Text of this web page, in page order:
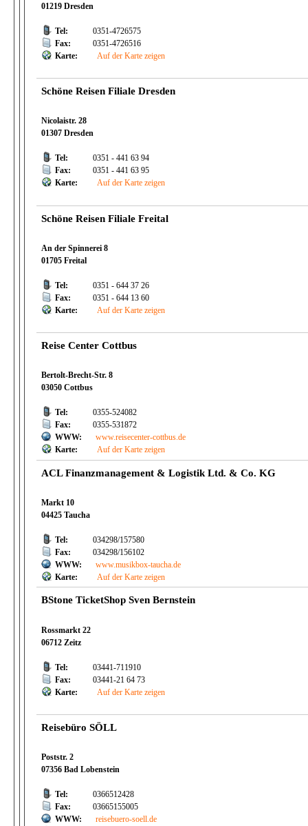
01219 Dresden
Tel:
0351-4726575
Fax:
0351-4726516
Karte:
Auf der Karte zeigen
Schöne Reisen Filiale Dresden
Nicolaistr. 28
01307 Dresden
Tel:
0351 - 441 63 94
Fax:
0351 - 441 63 95
Karte:
Auf der Karte zeigen
Schöne Reisen Filiale Freital
An der Spinnerei 8
01705 Freital
Tel:
0351 - 644 37 26
Fax:
0351 - 644 13 60
Karte:
Auf der Karte zeigen
Reise Center Cottbus
Bertolt-Brecht-Str. 8
03050 Cottbus
Tel:
0355-524082
Fax:
0355-531872
WWW:
www.reisecenter-cottbus.de
Karte:
Auf der Karte zeigen
ACL Finanzmanagement & Logistik Ltd. & Co. KG
Markt 10
04425 Taucha
Tel:
034298/157580
Fax:
034298/156102
WWW:
www.musikbox-taucha.de
Karte:
Auf der Karte zeigen
BStone TicketShop Sven Bernstein
Rossmarkt 22
06712 Zeitz
Tel:
03441-711910
Fax:
03441-21 64 73
Karte:
Auf der Karte zeigen
Reisebüro SÖLL
Poststr. 2
07356 Bad Lobenstein
Tel:
0366512428
Fax:
03665155005
WWW:
reisebuero-soell.de